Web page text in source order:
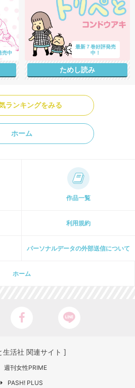
売中
最新７巻好評発売
中！
ためし読み
ランキングをみる
ホーム
作品一覧
利用規約
パーソナルデータの外部送信について
ホーム
生活社 関連サイト ]
週刊女性PRIME
PASH! PLUS